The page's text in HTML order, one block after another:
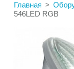
Главная >
546LED RGB